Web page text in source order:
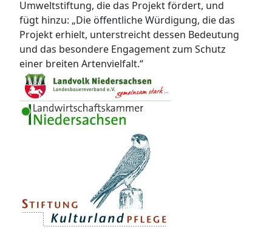
Umweltstiftung, die das Projekt fördert, und
fügt hinzu: „Die öffentliche Würdigung, die das
Projekt erhielt, unterstreicht dessen Bedeutung
und das besondere Engagement zum Schutz
einer breiten Artenvielfalt.“